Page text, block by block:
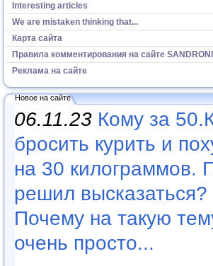
Interesting articles
We are mistaken thinking that...
Карта сайта
Правила комментирования на сайте
Реклама на сайте
Новое на сайте
06.11.23 Кому за
бросить курить и
на 30 килограммов.
решил высказаться?
Почему на такую
очень просто...